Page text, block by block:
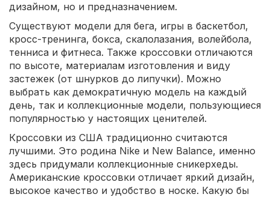
дизайном, но и предназначением.
Существуют модели для бега, игры в баскетбол,
кросс-тренинга, бокса, скалолазания, волейбола,
тенниса и фитнеса. Также кроссовки отличаются
по высоте, материалам изготовления и виду
застежек (от шнурков до липучки). Можно
выбрать как демократичную модель на каждый
день, так и коллекционные модели, пользующиеся
популярностью у настоящих ценителей.
Кроссовки из США традиционно считаются
лучшими. Это родина Nike и New Balance, именно
здесь придумали коллекционные сникерхеды.
Американские кроссовки отличает яркий дизайн,
высокое качество и удобство в носке. Какую бы